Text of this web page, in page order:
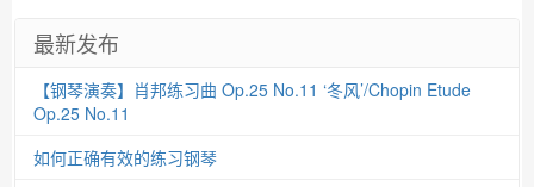
最新发布
【钢琴演奏】肖邦练习曲 Op.25 No.11 ‘冬风’/Chopin Etude
Op.25 No.11
如何正确有效的练习钢琴